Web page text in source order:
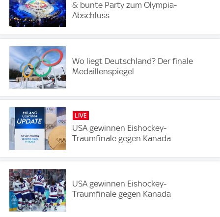
& bunte Party zum Olympia-
Abschluss
Wo liegt Deutschland? Der finale
Medaillenspiegel
LIVE
USA gewinnen Eishockey-
Traumfinale gegen Kanada
USA gewinnen Eishockey-
Traumfinale gegen Kanada